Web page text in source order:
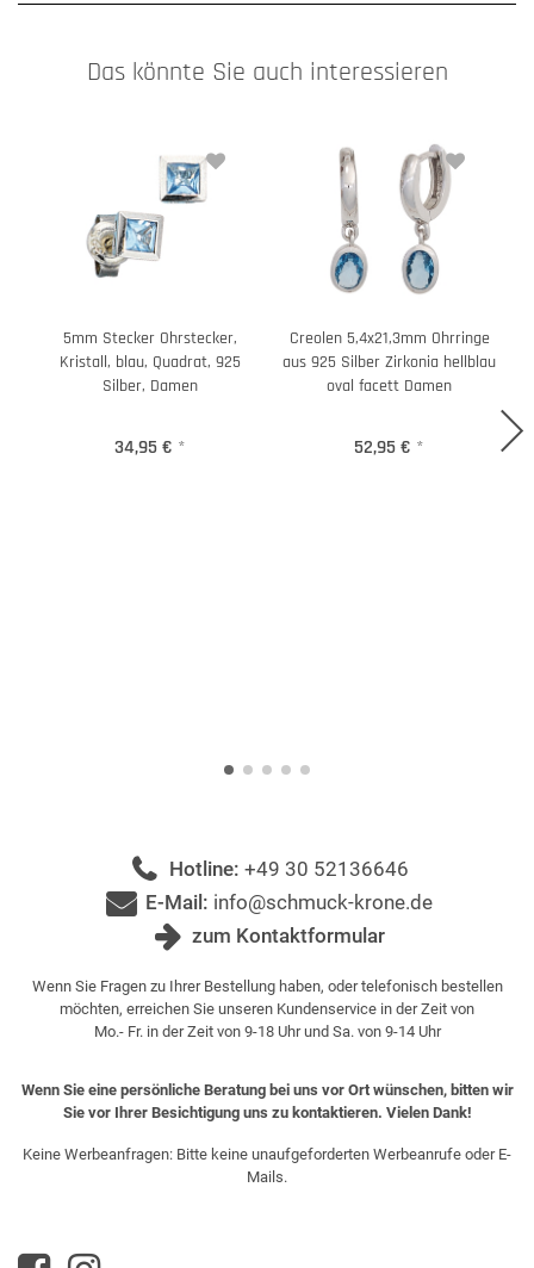
Das könnte Sie auch interessieren
5mm Stecker Ohrstecker,
Kristall, blau, Quadrat, 925
Silber, Damen
34,95 € *
Creolen 5,4x21,3mm Ohrringe
aus 925 Silber Zirkonia hellblau
oval facett Damen
52,95 € *
Hotline: +49 30 52136646
E-Mail: info@schmuck-krone.de
zum Kontaktformular
Wenn Sie Fragen zu Ihrer Bestellung haben, oder telefonisch bestellen
möchten, erreichen Sie unseren Kundenservice in der Zeit von
Mo.- Fr. in der Zeit von 9-18 Uhr und Sa. von 9-14 Uhr
Wenn Sie eine persönliche Beratung bei uns vor Ort wünschen, bitten wir
Sie vor Ihrer Besichtigung uns zu kontaktieren. Vielen Dank!
Keine Werbeanfragen: Bitte keine unaufgeforderten Werbeanrufe oder E-
Mails.